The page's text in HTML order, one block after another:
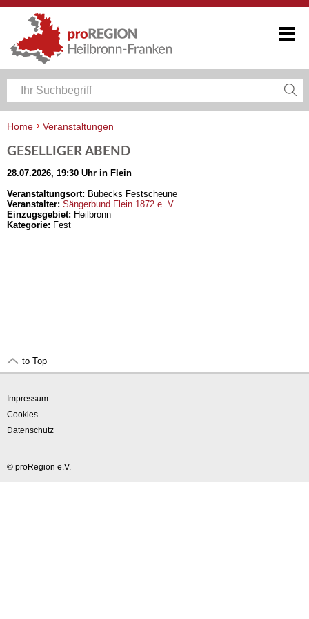
Home
Veranstaltungen
GESELLIGER ABEND
28.07.2026, 19:30 Uhr in Flein
Veranstaltungsort: Bubecks Festscheune
Veranstalter: Sängerbund Flein 1872 e. V.
Einzugsgebiet: Heilbronn
Kategorie: Fest
to Top
Impressum
Cookies
Datenschutz
© proRegion e.V.